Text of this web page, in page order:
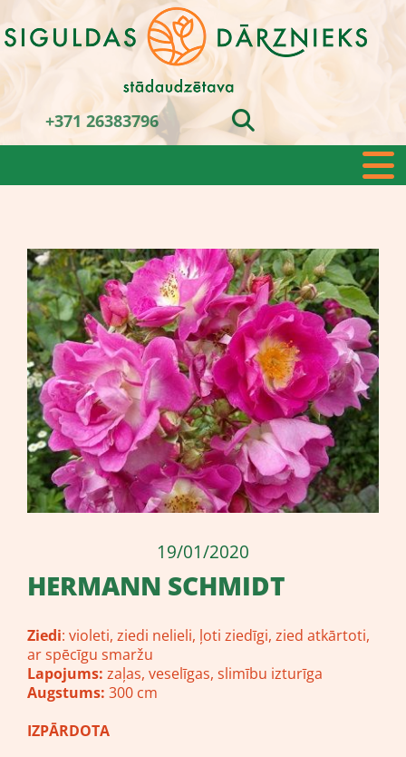
+371 26383796
19/01/2020
HERMANN SCHMIDT
Ziedi: violeti, ziedi nelieli, ļoti ziedīgi, zied atkārtoti,
ar spēcīgu smaržu
Lapojums: zaļas, veselīgas, slimību izturīga
Augstums: 300 cm
IZPĀRDOTA